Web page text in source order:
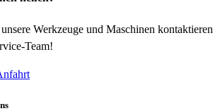
Werkzeuge und Maschinen kontaktieren
Team!